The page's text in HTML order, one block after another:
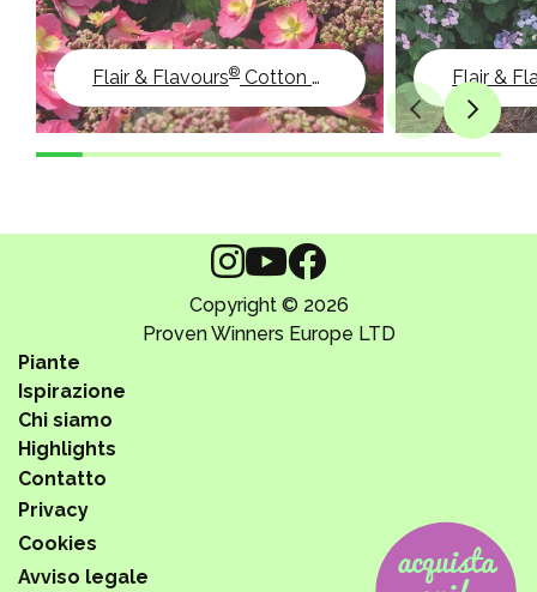
Flair & Flavours® Cotton Candy Flair &
Copyright © 2026
Proven Winners Europe LTD
Piante
Ispirazione
Chi siamo
Privacy
Cookies
Avviso legale
Highlights
Contatto